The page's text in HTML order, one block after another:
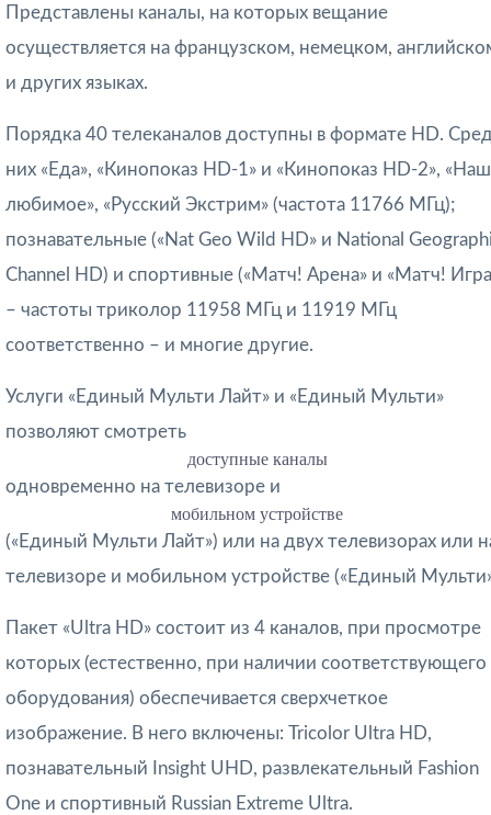
Представлены каналы, на которых вещание
осуществляется на французском, немецком,
и других языках.
Порядка 40 телеканалов доступны в формате HD.
них «Еда», «Кинопоказ HD-1» и «Кинопоказ HD-2»,
любимое», «Русский Экстрим» (частота 11766 МГц);
познавательные («Nat Geo Wild HD» и National
Channel HD) и спортивные («Матч! Арена» и «Матч!
– частоты триколор 11958 МГц и 11919 МГц
соответственно – и многие другие.
Услуги «Единый Мульти Лайт» и «Единый Мульти»
позволяют смотреть
доступные каналы
одновременно на телевизоре и
мобильном устройстве
(«Единый Мульти Лайт») или на двух телевизорах или
телевизоре и мобильном устройстве («Единый
Пакет «Ultra HD» состоит из 4 каналов, при просмотре
которых (естественно, при наличии соответствующего
оборудования) обеспечивается сверхчеткое
изображение. В него включены: Tricolor Ultra HD,
познавательный Insight UHD, развлекательный Fashion
One и спортивный Russian Extreme Ultra.